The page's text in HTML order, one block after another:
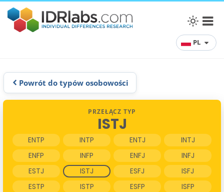
PL
Powrót do typów osobowości
PRZEŁĄCZ TYP
ISTJ
ENTP INTP ENTJ
INTJ
ENFP
INFP ENFJ
INFJ
ESTJ
ISTJ ESFJ
ISFJ
ESTP
ISTP ESFP ISFP